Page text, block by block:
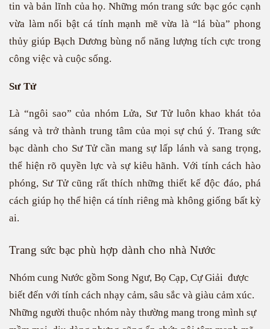
tin và bản lĩnh của họ. Những món trang sức bạc góc cạnh
vừa làm nổi bật cá tính mạnh mẽ vừa là “lá bùa” phong
thủy giúp Bạch Dương bùng nổ năng lượng tích cực trong
công việc và cuộc sống.
Sư Tử
Là “ngôi sao” của nhóm Lửa, Sư Tử luôn khao khát tỏa
sáng và trở thành trung tâm của mọi sự chú ý. Trang sức
bạc dành cho Sư Tử cần mang sự lấp lánh và sang trọng,
thể hiện rõ quyền lực và sự kiêu hãnh. Với tính cách hào
phóng, Sư Tử cũng rất thích những thiết kế độc đáo, phá
cách giúp họ thể hiện cá tính riêng mà không giống bất kỳ
ai.
Trang sức bạc phù hợp dành cho nhà Nước
Nhóm cung Nước gồm Song Ngư, Bọ Cạp, Cự Giải được
biết đến với tính cách nhạy cảm, sâu sắc và giàu cảm xúc.
Những người thuộc nhóm này thường mang trong mình sự